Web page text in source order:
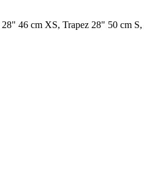
46 cm XS, Trapez 28" 50 cm